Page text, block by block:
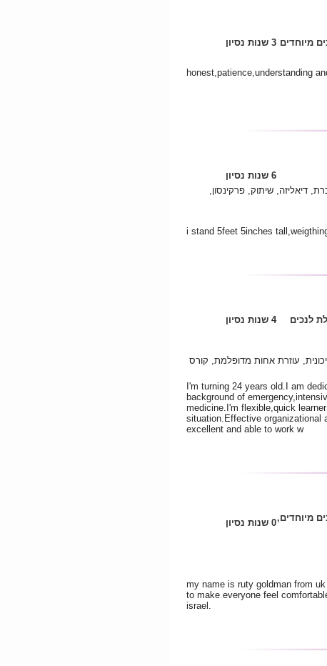
מיוחדים 3 שנות נסיון
honest,patience,understanding
6 שנות נסיון
דיאליזה, שיתוק, פרקינסון,
i stand 5feet 5inches
לנכים
4 שנות נסיון
עוזרת אחות מדופלמת, קורס
I'm turning 24 years old.I am
background of
medicine.I'm flexible,quick
situation.Effective organizational
excellent and able to work w
מיוחדים,0 שנות נסיון
my name is ruty goldman from
to make everyone feel
israel.